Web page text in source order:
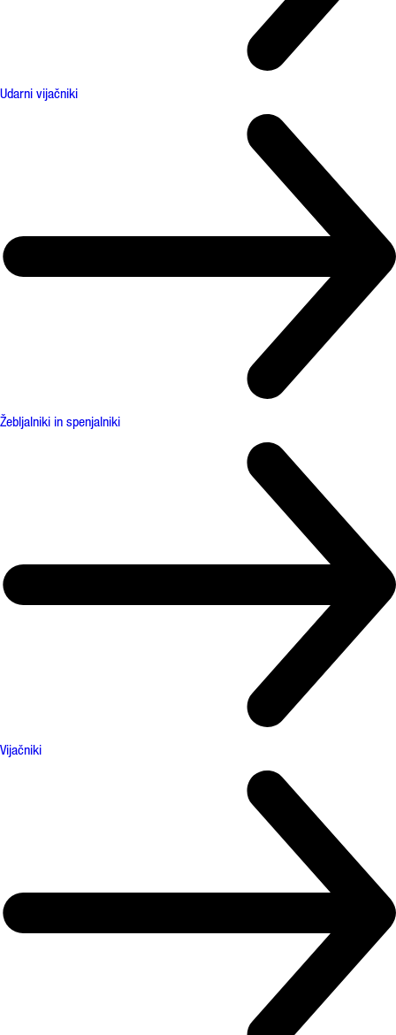
Udarni vijačniki
Žebljalniki in spenjalniki
Vijačniki